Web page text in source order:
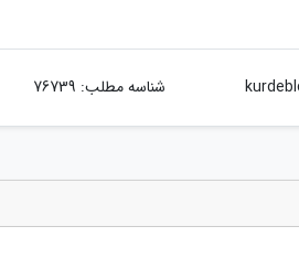
شناسه مطلب: 76739